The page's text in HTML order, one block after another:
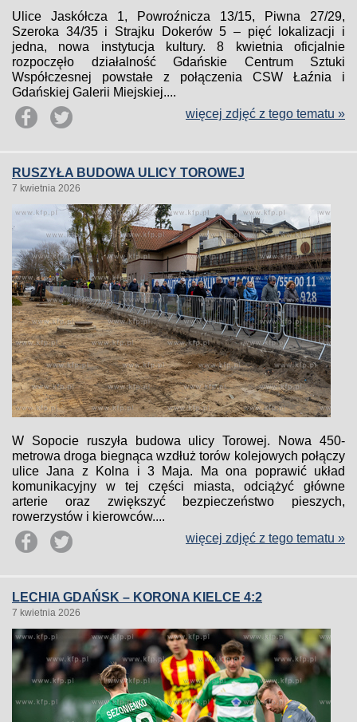
Ulice Jaskółcza 1, Powroźnicza 13/15, Piwna 27/29,
Szeroka 34/35 i Strajku Dokerów 5 – pięć lokalizacji i
jedna, nowa instytucja kultury. 8 kwietnia oficjalnie
rozpoczęło działalność Gdańskie Centrum Sztuki
Współczesnej powstałe z połączenia CSW Łaźnia i
Gdańskiej Galerii Miejskiej....
więcej zdjęć z tego tematu »
RUSZYŁA BUDOWA ULICY TOROWEJ
7 kwietnia 2026
W Sopocie ruszyła budowa ulicy Torowej. Nowa 450-
metrowa droga biegnąca wzdłuż torów kolejowych połączy
ulice Jana z Kolna i 3 Maja. Ma ona poprawić układ
komunikacyjny w tej części miasta, odciążyć główne
arterie oraz zwiększyć bezpieczeństwo pieszych,
rowerzystów i kierowców....
więcej zdjęć z tego tematu »
LECHIA GDAŃSK – KORONA KIELCE 4:2
7 kwietnia 2026